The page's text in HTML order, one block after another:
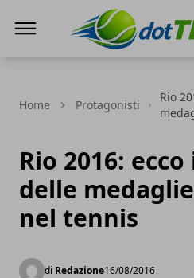
Home Protagonisti
Rio
Rio 2016:
delle
nel tennis
di Redazione16/08/2016